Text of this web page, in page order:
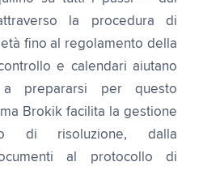
la procedura di
fino al regolamento della
e calendari aiutano
prepararsi per questo
Brokik facilita la gestione
di risoluzione, dalla
al protocollo di